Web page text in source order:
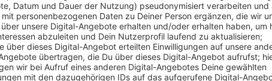
Die neue Bürgersprechstunde der Partei trägt den
einem Samstag im Monat in verschiedenen
wollen dabei jeweils von 10:00 bis 12:00 an einem
Anwohner auch mit kühlen Erfrischungsgetränken
es am 01. Juli in Opladen an der Aloysiuskapelle.